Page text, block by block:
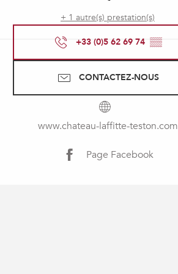
+ 1 autre(s) prestation(s)
+33 (0)5 62 69 74 ▒▒
CONTACTEZ-NOUS
www.chateau-laffitte-teston.com
Page Facebook